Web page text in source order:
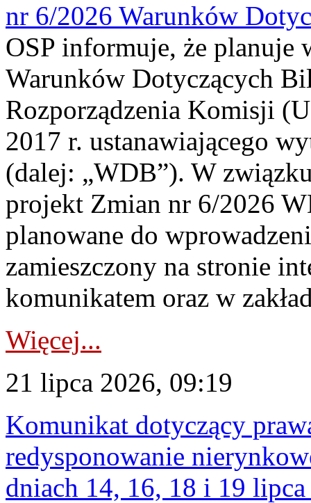
nr 6/2026 Warunków
OSP informuje, że planuje
Warunków Dotyczących
Rozporządzenia Komisji
2017 r. ustanawiającego
(dalej: „WDB”). W
projekt Zmian nr 6/2026
planowane do
zamieszczony na stronie
komunikatem oraz w
Więcej...
21 lipca 2026, 09:19
Komunikat dotyczący
redysponowanie
dniach 14, 16, 18 i 19